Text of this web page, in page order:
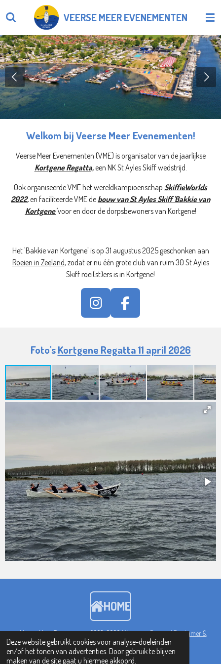
Deze website gebruikt cookies voor analyse-doeleinden
en/of het tonen van advertenties. Door gebruik te blijven
maken van de site gaat u hiermee akkoord.
direct
naar
de
hoofdinhoud
VEERSE MEER EVENEMENTEN
Welkom bij Veerse Meer Evenementen!
Veerse Meer Evenementen (VME) is organisator van de jaarlijkse
Kortgene Regatta,een NK St Ayles Skiff wedstrijd.
Ook organiseerde VME het wereldkampioenschap SkiffieWorlds
2022,en faciliteerde VME de bouw van St Ayles Skiff 'Bakkie van
Kortgene'voor en door de dorpsbewoners van Kortgene!
Het 'Bakkie van Kortgene' is op 31 augustus 2025 geschonken aan
Roeien in Zeeland, zodat er nu één grote club van ruim 30 St Ayles
Skiff roei(st)ers is in Kortgene!
I
N
T
A
G
R
A
F
A
E
B
O
O
K
Foto'sKortgene Regatta 11 april 2026
HOME
©Veerse Meer Evenementen 2023-2026 |Kortgene Regatta|Disclaimer &
Privacy Policy|Contact